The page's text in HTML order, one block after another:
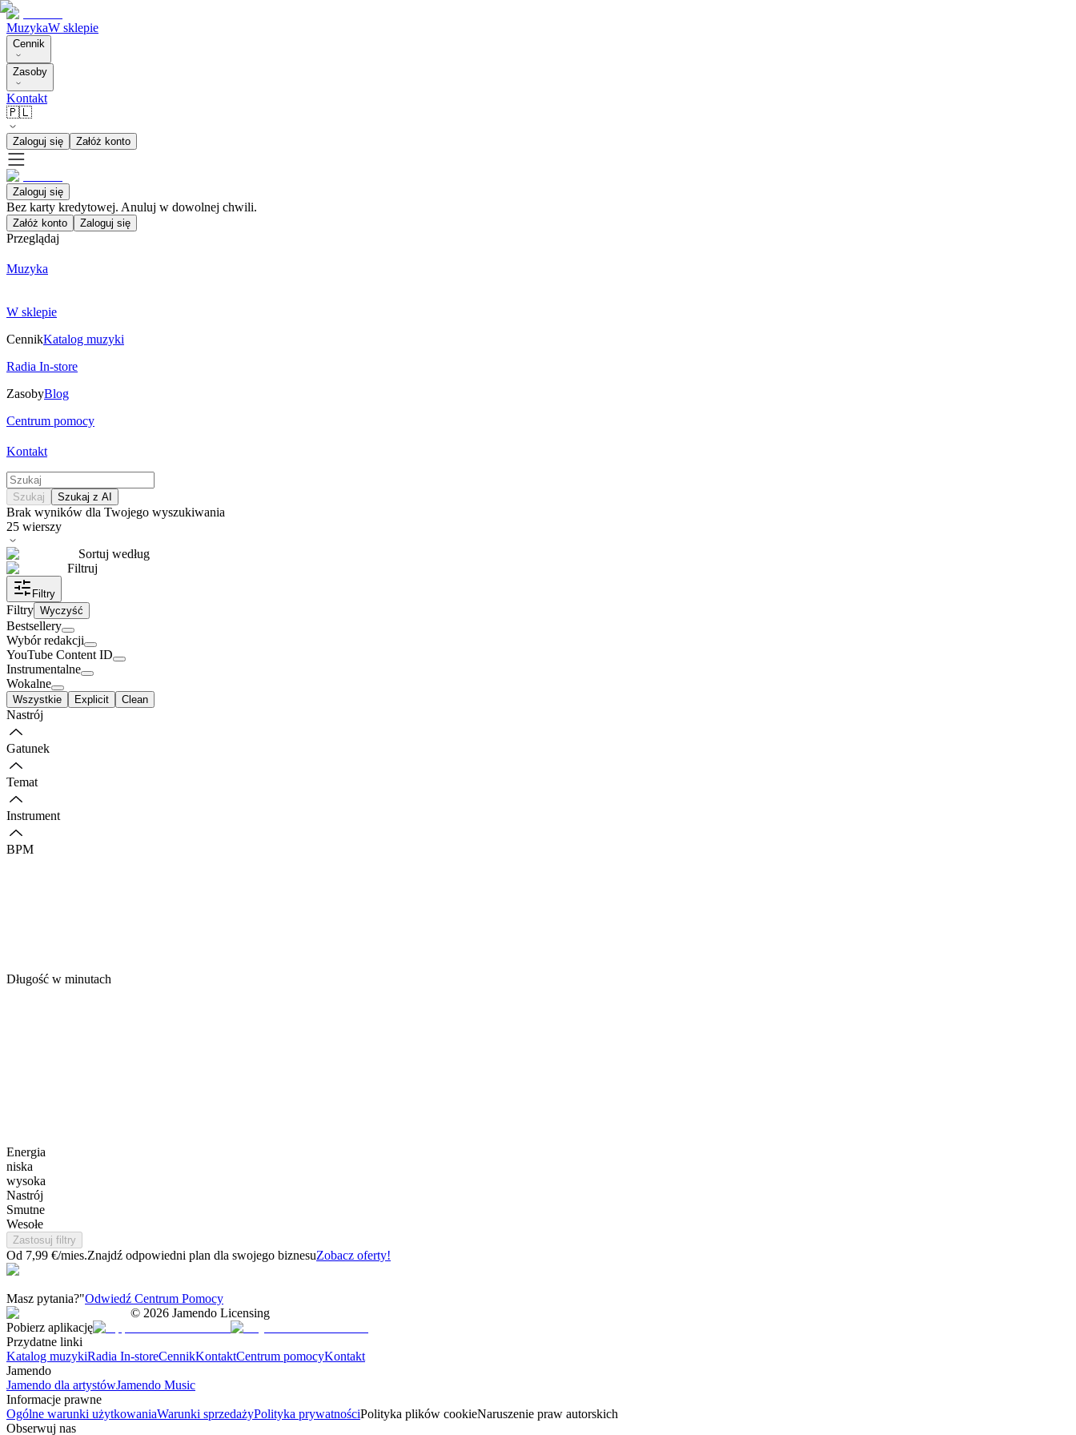
MuzykaW sklepie
Cennik
Zasoby
Kontakt
🇵🇱
Zaloguj się Załóż konto
Zaloguj się
Bez karty kredytowej. Anuluj w dowolnej chwili.
Załóż konto Zaloguj się
Przeglądaj
Muzyka
W sklepie
CennikKatalog muzyki
Radia In-store
ZasobyBlog
Centrum pomocy
Kontakt
Szukaj Szukaj z AI
Brak wyników dla Twojego wyszukiwania
25 wierszy
Sortuj według
Filtruj
Filtry
Filtry Wyczyść
Bestsellery
Wybór redakcji
YouTube Content ID
Instrumentalne
Wokalne
Wszystkie Explicit Clean
Nastrój
Gatunek
Temat
Instrument
BPM
Długość w minutach
Energia
niska
wysoka
Nastrój
Smutne
Wesołe
Zastosuj filtry
Od 7,99 €/mies.Znajdź odpowiedni plan dla swojego biznesuZobacz oferty!
Masz pytania?"Odwiedź Centrum Pomocy
© 2026 Jamendo Licensing
Pobierz aplikację
Przydatne linki
Katalog muzykiRadia In-storeCennikKontaktCentrum pomocyKontakt
Jamendo
Jamendo dla artystówJamendo Music
Informacje prawne
Ogólne warunki użytkowaniaWarunki sprzedażyPolityka prywatnościPolityka plików cookieNaruszenie praw autorskich
Obserwuj nas